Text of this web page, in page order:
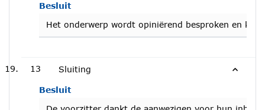
Besluit
Het onderwerp wordt opiniërend besproken en
13 Sluiting
Besluit